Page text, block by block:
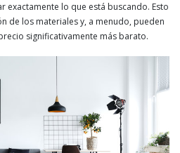
exactamente lo que está buscando. Esto
de los materiales y, a menudo, pueden
significativamente más barato.